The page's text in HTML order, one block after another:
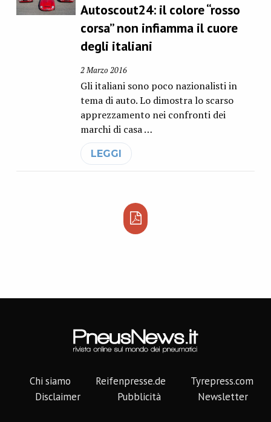
Autoscout24: il colore “rosso
corsa” non infiamma il cuore
degli italiani
2 Marzo 2016
Gli italiani sono poco nazionalisti in
tema di auto. Lo dimostra lo scarso
apprezzamento nei confronti dei
marchi di casa …
LEGGI
Chi siamo Reifenpresse.de
Tyrepress.com
Disclaimer
Pubblicità Newsletter